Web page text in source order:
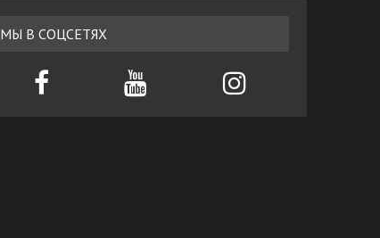
МЫ В СОЦСЕТЯХ